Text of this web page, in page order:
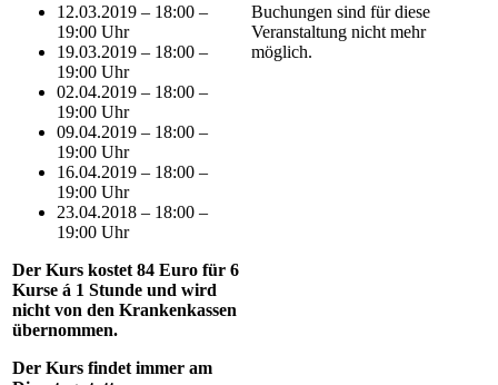
12.03.2019 – 18:00 –
19:00 Uhr
19.03.2019 – 18:00 –
19:00 Uhr
02.04.2019 – 18:00 –
19:00 Uhr
09.04.2019 – 18:00 –
19:00 Uhr
16.04.2019 – 18:00 –
19:00 Uhr
23.04.2018 – 18:00 –
19:00 Uhr
Der Kurs kostet 84 Euro für 6
Kurse á 1 Stunde und wird
nicht von den Krankenkassen
übernommen.
Der Kurs findet immer am
Buchungen sind für diese
Veranstaltung nicht mehr
möglich.